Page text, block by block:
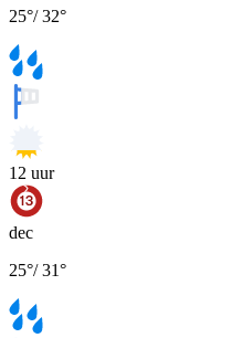
25°/32°
12 uur
dec
25°/31°